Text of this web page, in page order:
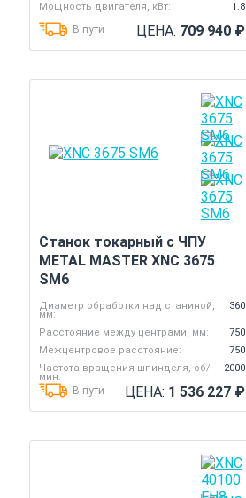
Мощность двигателя, кВт:
1.8
В пути ЦЕНА: 709 940 ₽
Станок токарный с ЧПУ
METAL MASTER XNC 3675
SM6
Диаметр обработки над станиной,
мм:
360
Расстояние между центрами, мм:
750
Межцентровое расстояние:
750
Частота вращения шпинделя, об/
мин:
2000
В пути ЦЕНА: 1 536 227 ₽